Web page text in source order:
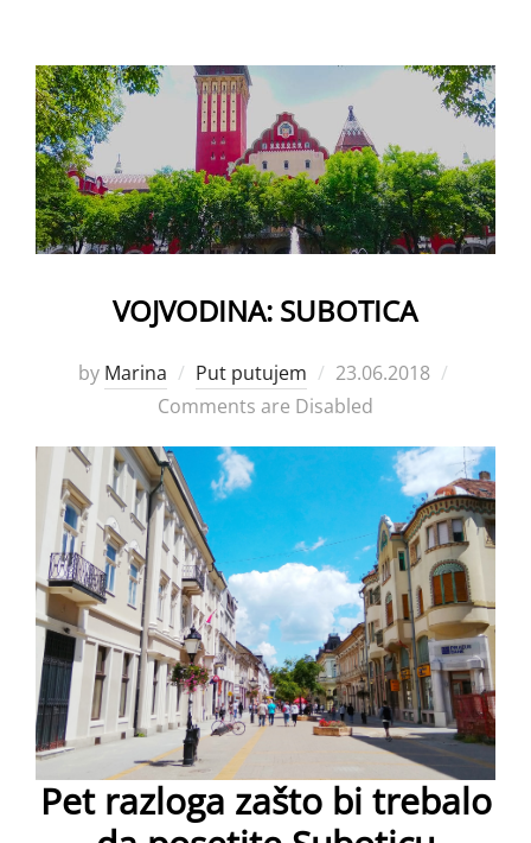
VOJVODINA: SUBOTICA
by Marina Put putujem
Posted
on
23.06.2018
Comments are Disabled
Pet razloga zašto bi trebalo